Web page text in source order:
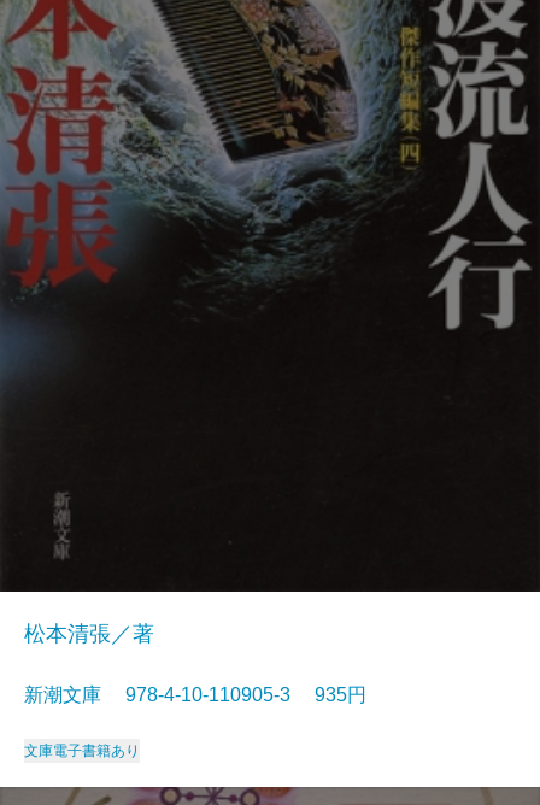
松本清張／著
新潮文庫 978-4-10-110905-3 935円
文庫電子書籍あり